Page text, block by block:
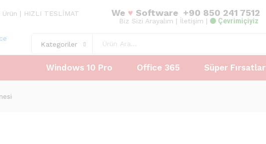
Ürün | HIZLI TESLİMAT We ♥ Software +90 850 241 7512
Biz Sizi Arayalım | İletişim | Çevrimiçiyiz
Kategoriler
Windows 10 Pro Office 365 Süper Fırsatlar